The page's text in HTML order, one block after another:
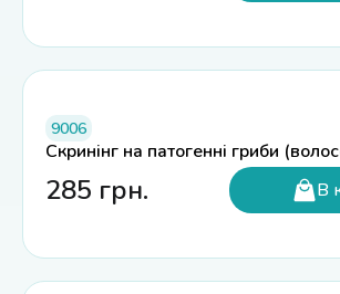
9006
Скринінг на патогенні гриби
285 грн. В